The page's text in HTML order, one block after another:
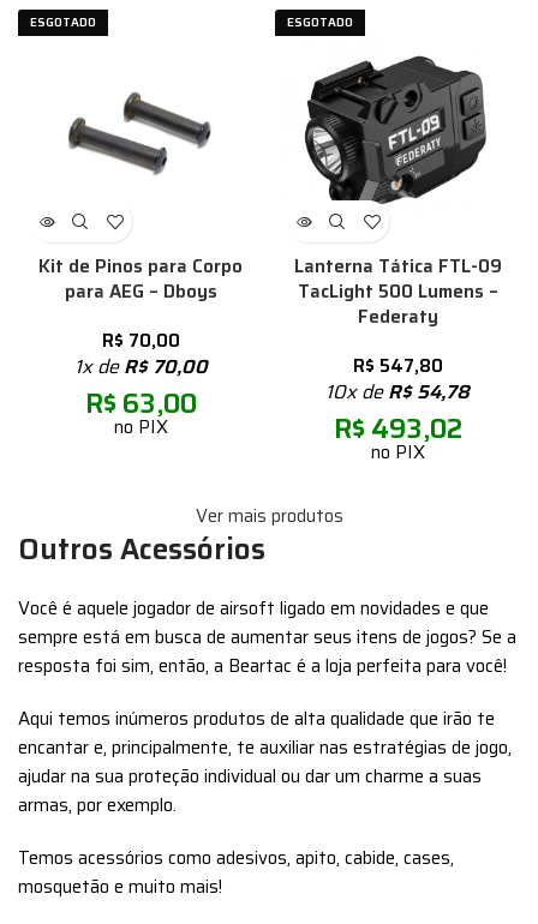
ESGOTADO
Kit de Pinos para Corpo
para AEG – Dboys
R$ 70,00
1x deR$70,00
R$ 63,00
no PIX
ESGOTADO
Lanterna Tática FTL-09
TacLight 500 Lumens –
Federaty
R$ 547,80
10x deR$54,78
R$ 493,02
no PIX
Ver mais produtos
Outros Acessórios
Você é aquele jogador de airsoft ligado em novidades e que
sempre está em busca de aumentar seus itens de jogos? Se a
resposta foi sim, então, a Beartac é a loja perfeita para você!
Aqui temos inúmeros produtos de alta qualidade que irão te
encantar e, principalmente, te auxiliar nas estratégias de jogo,
ajudar na sua proteção individual ou dar um charme a suas
armas, por exemplo.
Temos acessórios como adesivos, apito, cabide, cases,
mosquetão e muito mais!